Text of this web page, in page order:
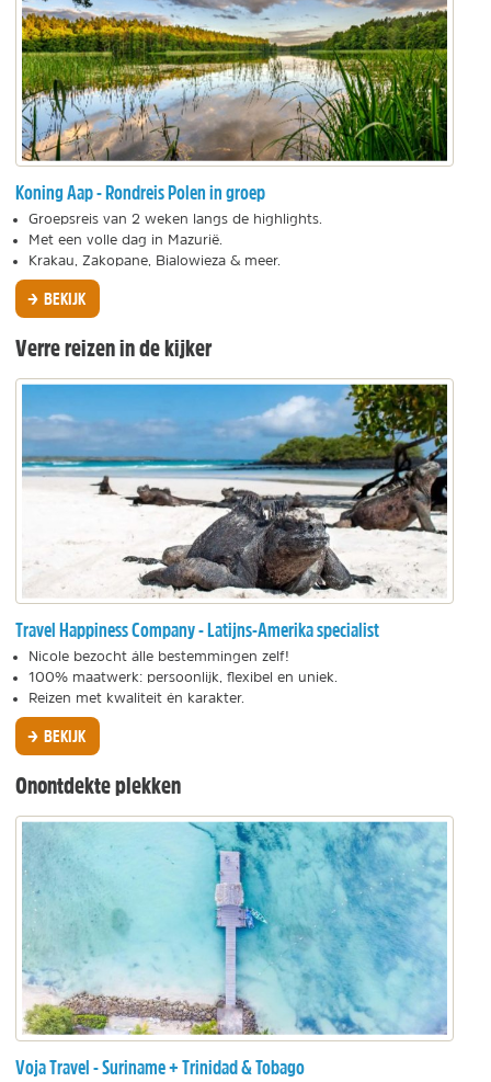
Koning Aap - Rondreis Polen in groep
Groepsreis van 2 weken langs de highlights.
Met een volle dag in Mazurië.
Krakau, Zakopane, Bialowieza & meer.
BEKIJK
Verre reizen in de kijker
Travel Happiness Company - Latijns-Amerika specialist
Nicole bezocht álle bestemmingen zelf!
100% maatwerk: persoonlijk, flexibel en uniek.
Reizen met kwaliteit én karakter.
BEKIJK
Onontdekte plekken
Voja Travel - Suriname + Trinidad & Tobago